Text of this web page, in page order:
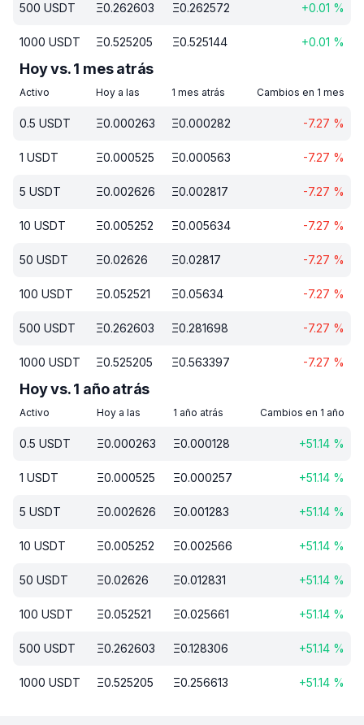
500 USDT Ξ0.262603 Ξ0.262572 +0.01 %
1000 USDT Ξ0.525205 Ξ0.525144 +0.01 %
Hoy vs. 1 mes atrás
Activo Hoy a las 1 mes atrás Cambios en 1 mes
0.5 USDT Ξ0.000263 Ξ0.000282 -7.27 %
1 USDT Ξ0.000525 Ξ0.000563 -7.27 %
5 USDT Ξ0.002626 Ξ0.002817 -7.27 %
10 USDT Ξ0.005252 Ξ0.005634 -7.27 %
50 USDT Ξ0.02626 Ξ0.02817 -7.27 %
100 USDT Ξ0.052521 Ξ0.05634 -7.27 %
500 USDT Ξ0.262603 Ξ0.281698 -7.27 %
1000 USDT Ξ0.525205 Ξ0.563397 -7.27 %
Hoy vs. 1 año atrás
Activo Hoy a las 1 año atrás Cambios en 1 año
0.5 USDT Ξ0.000263 Ξ0.000128 +51.14 %
1 USDT Ξ0.000525 Ξ0.000257 +51.14 %
5 USDT Ξ0.002626 Ξ0.001283 +51.14 %
10 USDT Ξ0.005252 Ξ0.002566 +51.14 %
50 USDT Ξ0.02626 Ξ0.012831 +51.14 %
100 USDT Ξ0.052521 Ξ0.025661 +51.14 %
500 USDT Ξ0.262603 Ξ0.128306 +51.14 %
1000 USDT Ξ0.525205 Ξ0.256613 +51.14 %